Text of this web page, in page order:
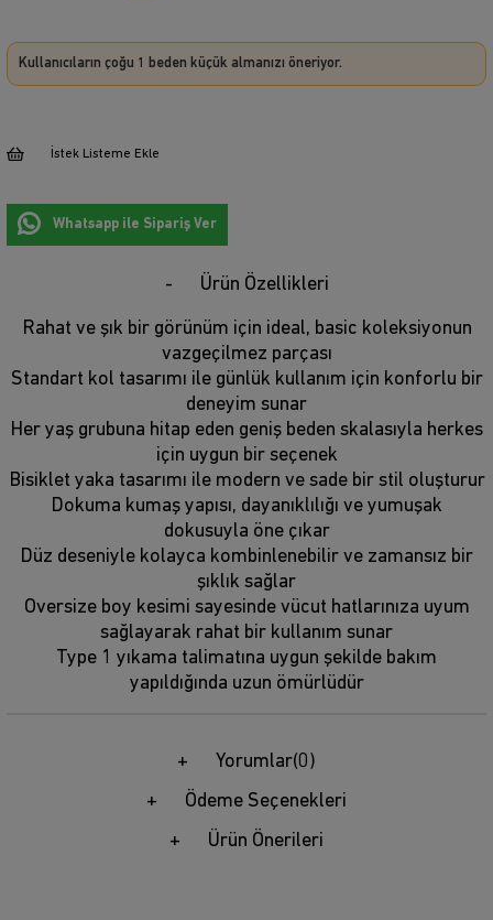
Kullanıcıların çoğu 1 beden küçük almanızı öneriyor.
İstek Listeme Ekle
Whatsapp ile Sipariş Ver
Ürün Özellikleri
Rahat ve şık bir görünüm için ideal, basic koleksiyonun
vazgeçilmez parçası
Standart kol tasarımı ile günlük kullanım için konforlu bir
deneyim sunar
Her yaş grubuna hitap eden geniş beden skalasıyla herkes
için uygun bir seçenek
Bisiklet yaka tasarımı ile modern ve sade bir stil oluşturur
Dokuma kumaş yapısı, dayanıklılığı ve yumuşak
dokusuyla öne çıkar
Düz deseniyle kolayca kombinlenebilir ve zamansız bir
şıklık sağlar
Oversize boy kesimi sayesinde vücut hatlarınıza uyum
sağlayarak rahat bir kullanım sunar
Type 1 yıkama talimatına uygun şekilde bakım
yapıldığında uzun ömürlüdür
Yorumlar(0)
Ödeme Seçenekleri
Ürün Önerileri